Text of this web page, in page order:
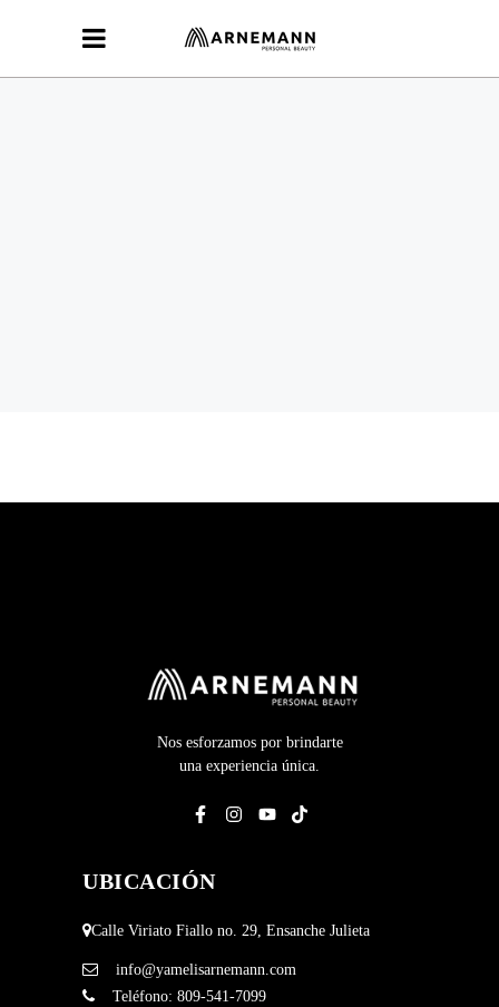
Nos esforzamos por brindarte
una experiencia única.
UBICACIÓN
Calle Viriato Fiallo no. 29, Ensanche Julieta
info@yamelisarnemann.com
Teléfono: 809-541-7099